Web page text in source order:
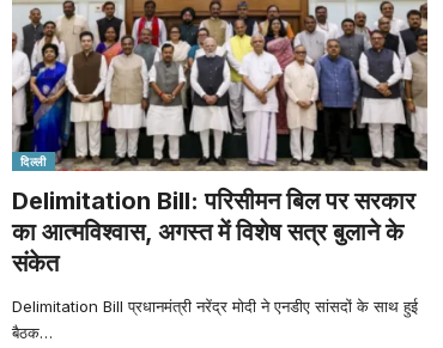
दिल्ली
Delimitation Bill: परिसीमन बिल पर सरकार
का आत्मविश्वास, अगस्त में विशेष सत्र बुलाने के
संकेत
Delimitation Bill प्रधानमंत्री नरेंद्र मोदी ने एनडीए सांसदों के साथ हुई
बैठक…